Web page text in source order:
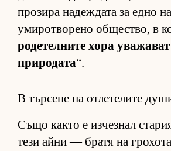
про­зира на­деж­дата за едно
уми­рот­во­рено об­щес­т­во, в
ро­де­тел­ните хора
при­ро­дата“.
В търсене на отлетелите
Също както е из­чез­нал
тези айни — братя на